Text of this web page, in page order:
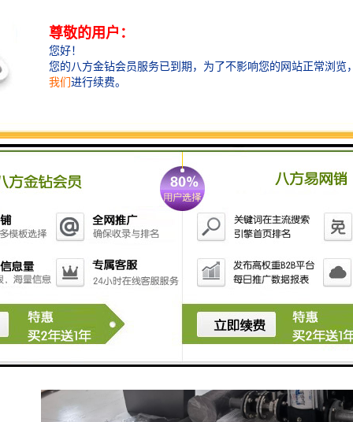
问题时，设备发信息到负责人手机，提醒用户观看检查
等。